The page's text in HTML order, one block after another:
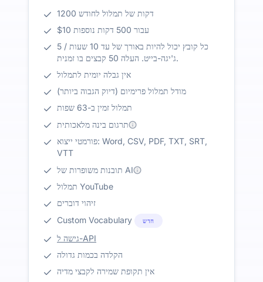
1200 דקות של תמלול לחודש
$10 עבור 500 דקות נוספות
כל קובץ יכול להיות באורך של עד 10 שעות / 5
ג'יגה-בייט. העלה 50 קבצים בו זמנית.
אין גבלה יומית לתמלול
מודל תמלול פרימיום (דיוק הגבוה ביותר)
תמלול זמין ב-63 שפות
תרגום בינה מלאכותית
פורמטי ייצוא: Word, CSV, PDF, TXT, SRT,
VTT
תובנות משופרות של AI
תמלול YouTube
זיהוי דוברים
Custom Vocabulary
חדש
גישה ל-API
הקלדה בכמות גדולה
אין תקופת שמירה לקבצי מדיה